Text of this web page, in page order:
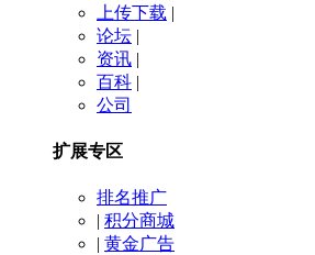
上传下载 |
论坛 |
资讯 |
百科 |
公司
扩展专区
排名推广
| 积分商城
| 黄金广告